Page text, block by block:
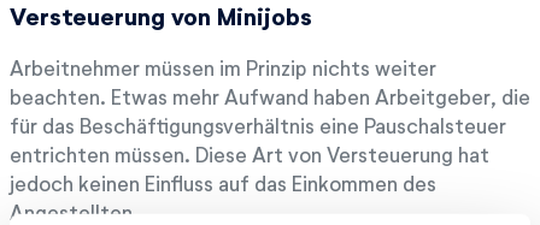
Versteuerung von Minijobs
Arbeitnehmer müssen im Prinzip nichts weiter
beachten. Etwas mehr Aufwand haben Arbeitgeber, die
für das Beschäftigungsverhältnis eine Pauschalsteuer
entrichten müssen. Diese Art von Versteuerung hat
jedoch keinen Einfluss auf das Einkommen des
Angestellten.